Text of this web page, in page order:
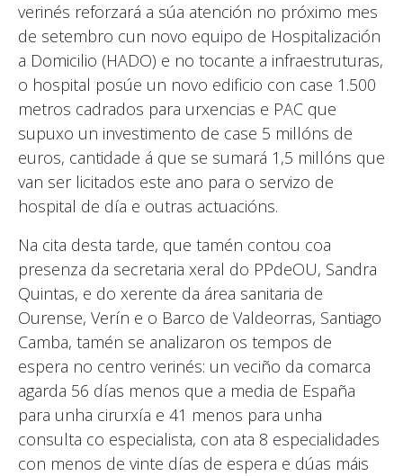
verinés reforzará a súa atención no próximo mes
de setembro cun novo equipo de Hospitalización
a Domicilio (HADO) e no tocante a infraestruturas,
o hospital posúe un novo edificio con case 1.500
metros cadrados para urxencias e PAC que
supuxo un investimento de case 5 millóns de
euros, cantidade á que se sumará 1,5 millóns que
van ser licitados este ano para o servizo de
hospital de día e outras actuacións.
Na cita desta tarde, que tamén contou coa
presenza da secretaria xeral do PPdeOU, Sandra
Quintas, e do xerente da área sanitaria de
Ourense, Verín e o Barco de Valdeorras, Santiago
Camba, tamén se analizaron os tempos de
espera no centro verinés: un veciño da comarca
agarda 56 días menos que a media de España
para unha cirurxía e 41 menos para unha
consulta co especialista, con ata 8 especialidades
con menos de vinte días de espera e dúas máis